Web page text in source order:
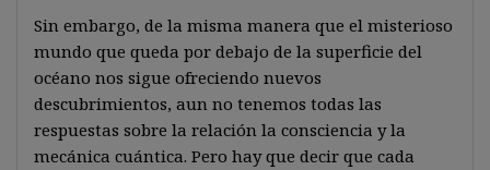
Sin embargo, de la misma manera que el misterioso
mundo que queda por debajo de la superficie del
océano nos sigue ofreciendo nuevos
descubrimientos, aun no tenemos todas las
respuestas sobre la relación la consciencia y la
mecánica cuántica. Pero hay que decir que cada